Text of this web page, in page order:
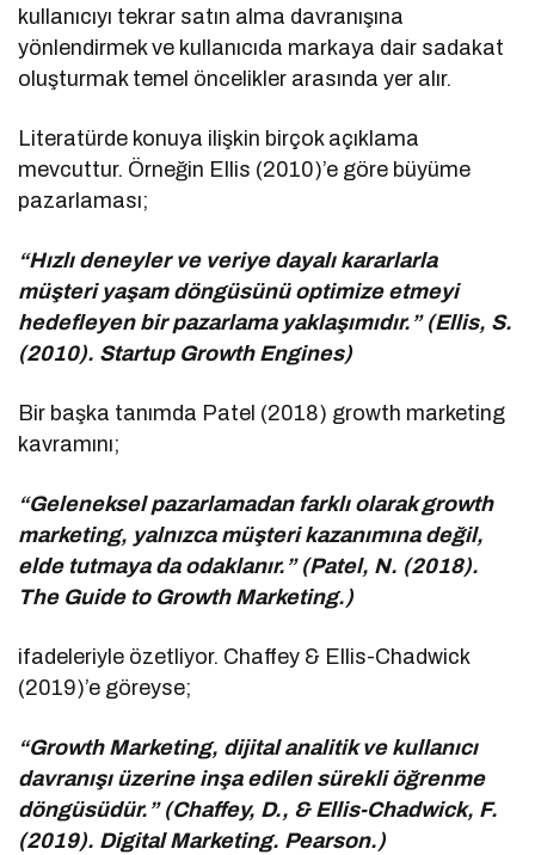
kullanıcıyı tekrar satın alma davranışına
yönlendirmek ve kullanıcıda markaya dair sadakat
oluşturmak temel öncelikler arasında yer alır.
Literatürde konuya ilişkin birçok açıklama
mevcuttur. Örneğin Ellis (2010)’e göre büyüme
pazarlaması;
“Hızlı deneyler ve veriye dayalı kararlarla
müşteri yaşam döngüsünü optimize etmeyi
hedefleyen bir pazarlama yaklaşımıdır.” (Ellis, S.
(2010). Startup Growth Engines)
Bir başka tanımda Patel (2018) growth marketing
kavramını;
“Geleneksel pazarlamadan farklı olarak growth
marketing, yalnızca müşteri kazanımına değil,
elde tutmaya da odaklanır.” (Patel, N. (2018).
The Guide to Growth Marketing.)
ifadeleriyle özetliyor. Chaffey & Ellis-Chadwick
(2019)’e göreyse;
“Growth Marketing, dijital analitik ve kullanıcı
davranışı üzerine inşa edilen sürekli öğrenme
döngüsüdür.” (Chaffey, D., & Ellis-Chadwick, F.
(2019). Digital Marketing. Pearson.)